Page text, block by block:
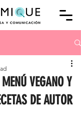
VEGANO Y
DE AUTOR